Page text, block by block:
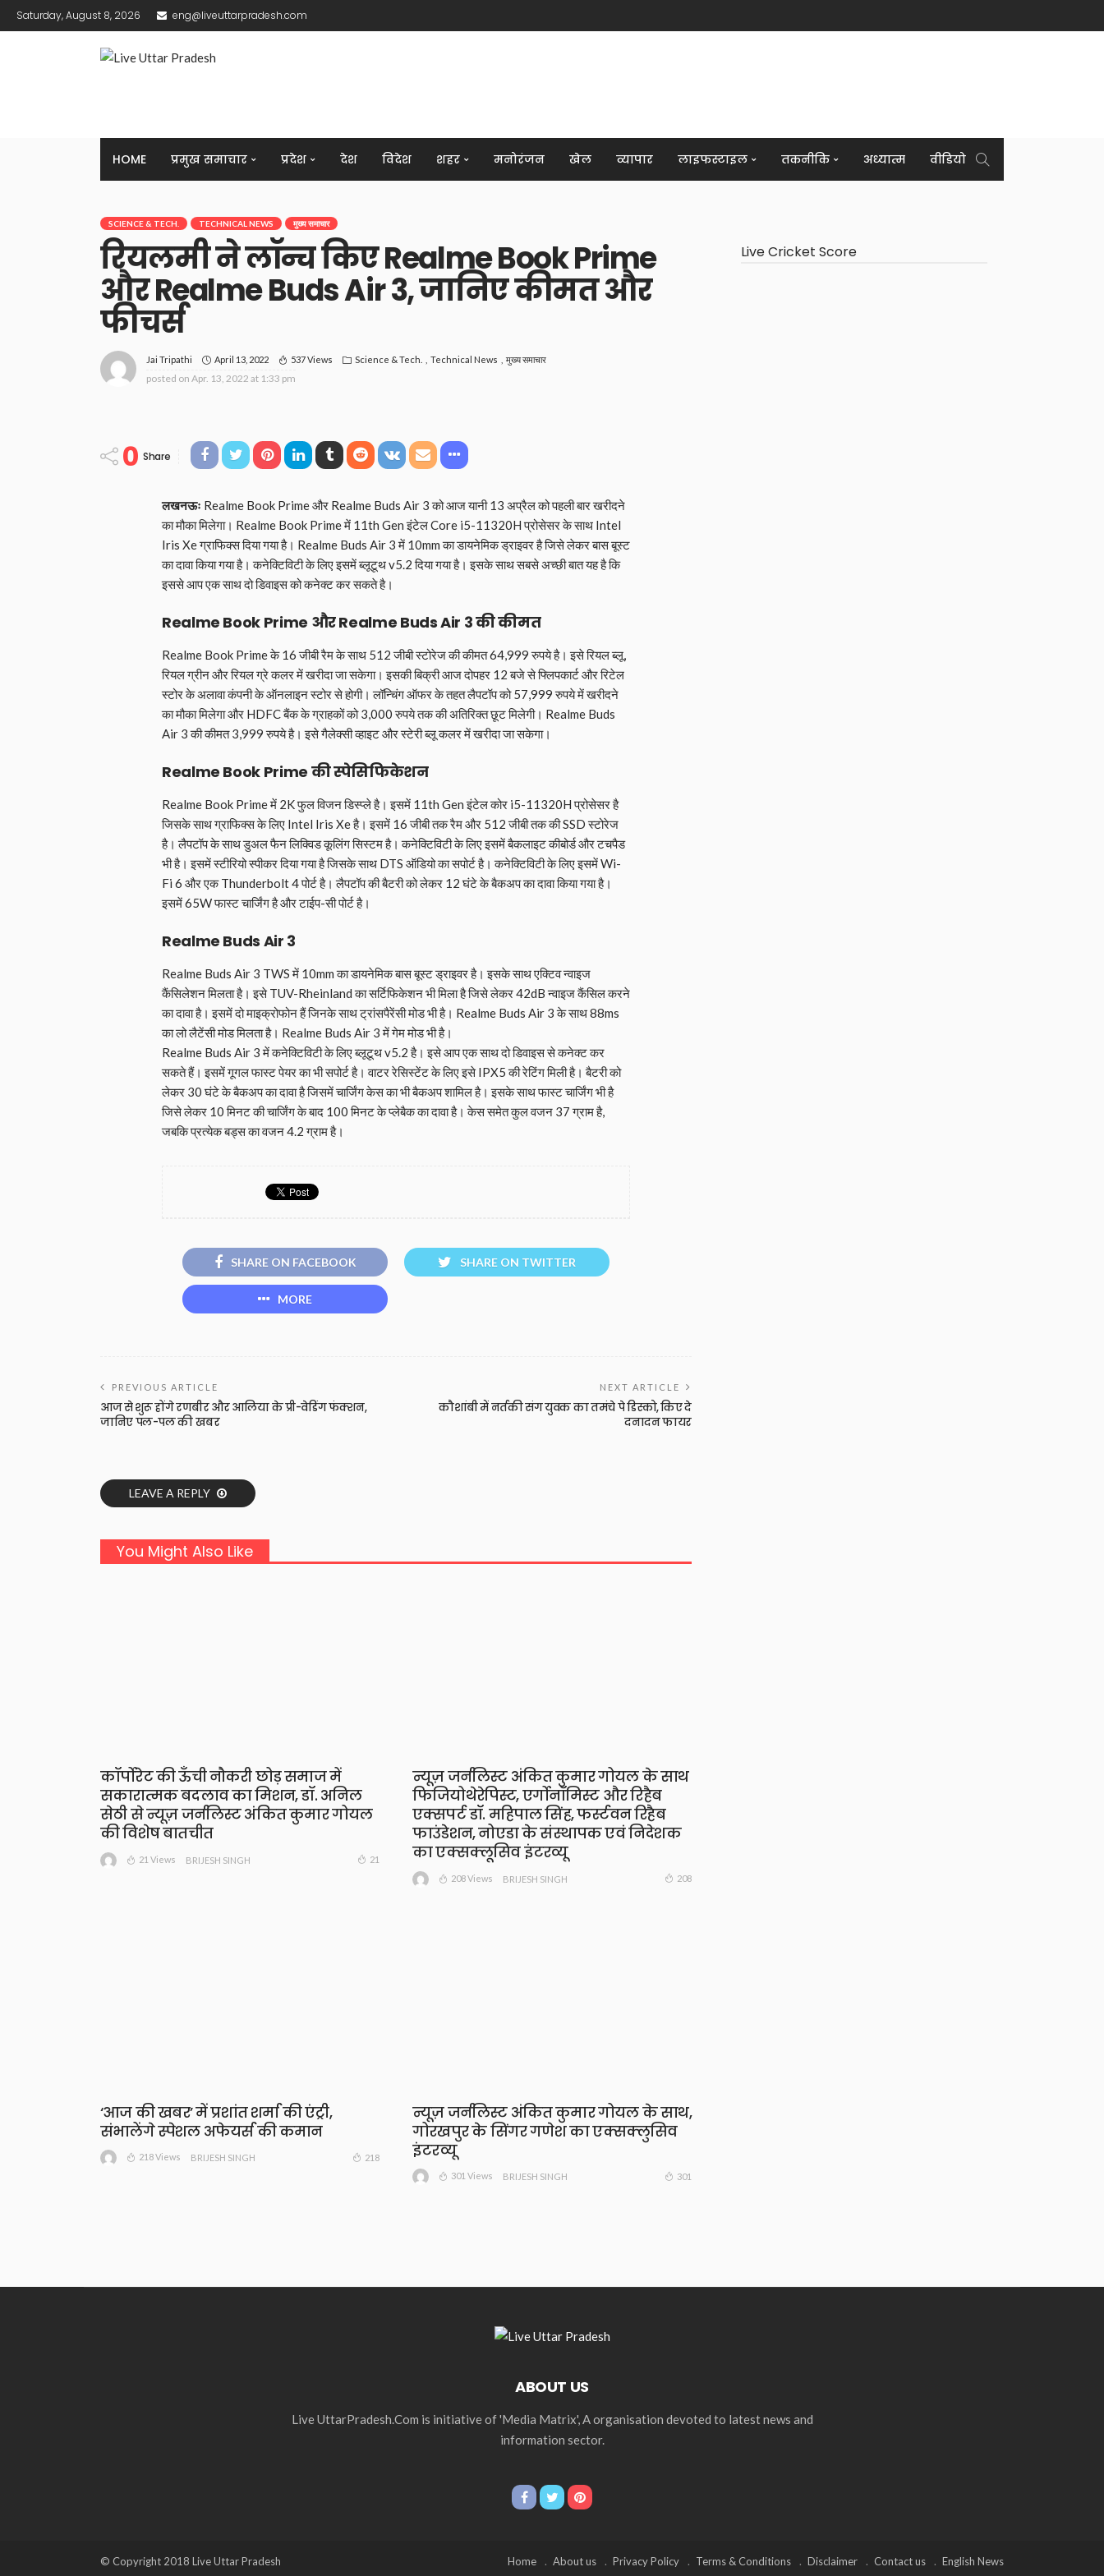
Saturday, August 8, 2026 eng@liveuttarpradesh.com
HOME प्रमुख समाचार प्रदेश देश विदेश शहर मनोरंजन खेल व्यापार लाइफस्टाइल तकनीकि अध्यात्म वीडियो
SCIENCE & TECH. TECHNICAL NEWS मुख्य समाचार
रियलमी ने लॉन्च किए Realme Book Prime
और Realme Buds Air 3, जानिए कीमत और
फीचर्स
Jai Tripathi April 13, 2022 537 Views Science & Tech. Technical News मुख्य समाचार
posted on Apr. 13, 2022 at 1:33 pm
0 Share
लखनऊः Realme Book Prime और Realme Buds Air 3 को आज यानी 13 अप्रैल को पहली बार खरीदने
का मौका मिलेगा। Realme Book Prime में 11th Gen इंटेल Core i5-11320H प्रोसेसर के साथ Intel
Iris Xe ग्राफिक्स दिया गया है। Realme Buds Air 3 में 10mm का डायनेमिक ड्राइवर है जिसे लेकर बास बूस्ट
का दावा किया गया है। कनेक्टिविटी के लिए इसमें ब्लूटूथ v5.2 दिया गया है। इसके साथ सबसे अच्छी बात यह है कि
इससे आप एक साथ दो डिवाइस को कनेक्ट कर सकते है।
Realme Book Prime और Realme Buds Air 3 की कीमत
Realme Book Prime के 16 जीबी रैम के साथ 512 जीबी स्टोरेज की कीमत 64,999 रुपये है। इसे रियल ब्लू,
रियल ग्रीन और रियल ग्रे कलर में खरीदा जा सकेगा। इसकी बिक्री आज दोपहर 12 बजे से फ्लिपकार्ट और रिटेल
स्टोर के अलावा कंपनी के ऑनलाइन स्टोर से होगी। लॉन्चिंग ऑफर के तहत लैपटॉप को 57,999 रुपये में खरीदने
का मौका मिलेगा और HDFC बैंक के ग्राहकों को 3,000 रुपये तक की अतिरिक्त छूट मिलेगी। Realme Buds
Air 3 की कीमत 3,999 रुपये है। इसे गैलेक्सी व्हाइट और स्टेरी ब्लू कलर में खरीदा जा सकेगा।
Realme Book Prime की स्पेसिफिकेशन
Realme Book Prime में 2K फुल विजन डिस्प्ले है। इसमें 11th Gen इंटेल कोर i5-11320H प्रोसेसर है
जिसके साथ ग्राफिक्स के लिए Intel Iris Xe है। इसमें 16 जीबी तक रैम और 512 जीबी तक की SSD स्टोरेज
है। लैपटॉप के साथ डुअल फैन लिक्विड कूलिंग सिस्टम है। कनेक्टिविटी के लिए इसमें बैकलाइट कीबोर्ड और टचपैड
भी है। इसमें स्टीरियो स्पीकर दिया गया है जिसके साथ DTS ऑडियो का सपोर्ट है। कनेक्टिविटी के लिए इसमें Wi-
Fi 6 और एक Thunderbolt 4 पोर्ट है। लैपटॉप की बैटरी को लेकर 12 घंटे के बैकअप का दावा किया गया है।
इसमें 65W फास्ट चार्जिंग है और टाईप-सी पोर्ट है।
Realme Buds Air 3
Realme Buds Air 3 TWS में 10mm का डायनेमिक बास बूस्ट ड्राइवर है। इसके साथ एक्टिव न्वाइज
कैंसिलेशन मिलता है। इसे TUV-Rheinland का सर्टिफिकेशन भी मिला है जिसे लेकर 42dB न्वाइज कैंसिल करने
का दावा है। इसमें दो माइक्रोफोन हैं जिनके साथ ट्रांसपैरेंसी मोड भी है। Realme Buds Air 3 के साथ 88ms
का लो लैटेंसी मोड मिलता है। Realme Buds Air 3 में गेम मोड भी है।
Realme Buds Air 3 में कनेक्टिविटी के लिए ब्लूटूथ v5.2 है। इसे आप एक साथ दो डिवाइस से कनेक्ट कर
सकते हैं। इसमें गूगल फास्ट पेयर का भी सपोर्ट है। वाटर रेसिस्टेंट के लिए इसे IPX5 की रेटिंग मिली है। बैटरी को
लेकर 30 घंटे के बैकअप का दावा है जिसमें चार्जिंग केस का भी बैकअप शामिल है। इसके साथ फास्ट चार्जिंग भी है
जिसे लेकर 10 मिनट की चार्जिंग के बाद 100 मिनट के प्लेबैक का दावा है। केस समेत कुल वजन 37 ग्राम है,
जबकि प्रत्येक बड्स का वजन 4.2 ग्राम है।
SHARE ON FACEBOOK SHARE ON TWITTER
MORE
PREVIOUS ARTICLE
आज से शुरू होंगे रणबीर और आलिया के प्री-वेडिंग फंक्शन,
जानिए पल-पल की खबर
NEXT ARTICLE
कौशांबी में नर्तकी संग युवक का तमंचे पे डिस्को, किए दे
दनादन फायर
LEAVE A REPLY
You Might Also Like
कॉर्पोरेट की ऊँची नौकरी छोड़ समाज में
सकारात्मक बदलाव का मिशन, डॉ. अनिल
सेठी से न्यूज़ जर्नलिस्ट अंकित कुमार गोयल
की विशेष बातचीत
21 Views BRIJESH SINGH 21
न्यूज़ जर्नलिस्ट अंकित कुमार गोयल के साथ
फिजियोथेरेपिस्ट, एर्गोनॉमिस्ट और रिहैब
एक्सपर्ट डॉ. महिपाल सिंह, फर्स्टवन रिहैब
फाउंडेशन, नोएडा के संस्थापक एवं निदेशक
का एक्सक्लूसिव इंटरव्यू
208 Views BRIJESH SINGH 208
‘आज की खबर’ में प्रशांत शर्मा की एंट्री,
संभालेंगे स्पेशल अफेयर्स की कमान
218 Views BRIJESH SINGH 218
न्यूज़ जर्नलिस्ट अंकित कुमार गोयल के साथ,
गोरखपुर के सिंगर गणेश का एक्सक्लुसिव
इंटरव्यू
301 Views BRIJESH SINGH 301
Live Cricket Score
ABOUT US
Live UttarPradesh.Com is initiative of 'Media Matrix', A organisation devoted to latest news and
information sector.
© Copyright 2018 Live Uttar Pradesh Home About us Privacy Policy Terms & Conditions Disclaimer Contact us English News